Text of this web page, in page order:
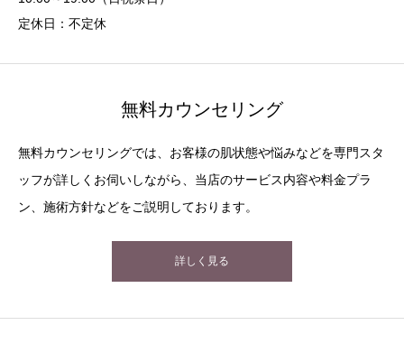
定休日：不定休
無料カウンセリング
無料カウンセリングでは、お客様の肌状態や悩みなどを専門スタ
ッフが詳しくお伺いしながら、当店のサービス内容や料金プラ
ン、施術方針などをご説明しております。
詳しく見る